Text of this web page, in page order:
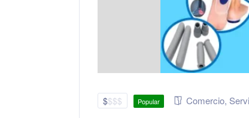
$$$$ Popular Comercio,